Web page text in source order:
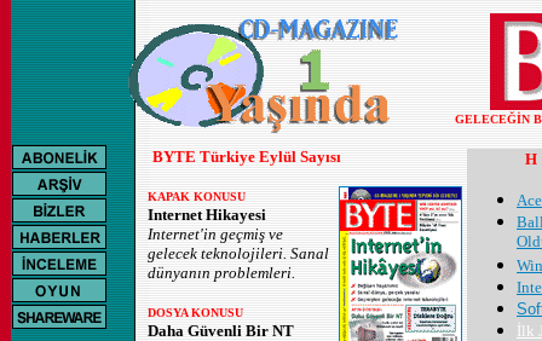
GELECEĞİN
BYTE Türkiye Eylül Sayısı
KAPAK KONUSU
Internet Hikayesi
Internet'in geçmiş ve
gelecek teknolojileri. Sanal
dünyanın problemleri.
DOSYA KONUSU
Daha Güvenli Bir NT
İlk